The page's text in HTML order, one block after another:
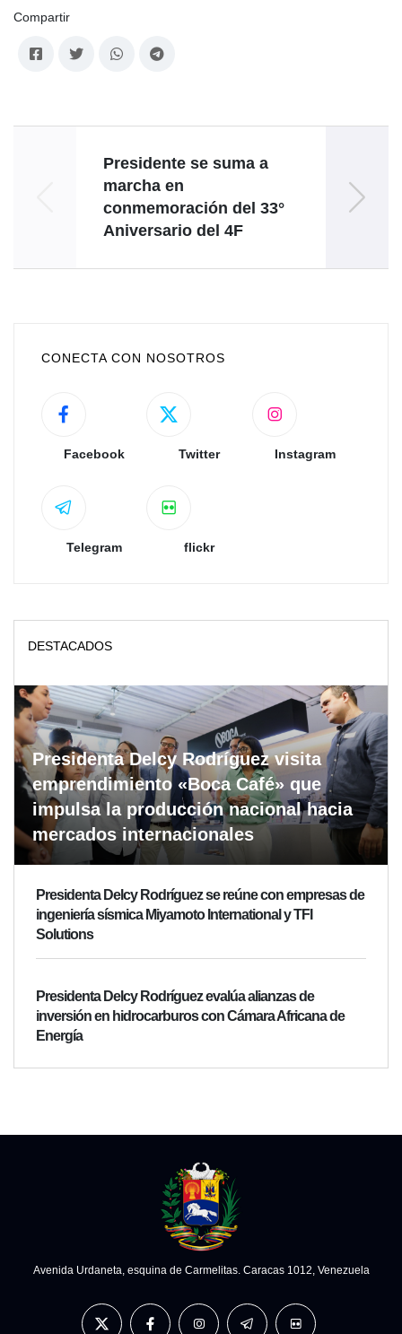
Compartir
Presidente se suma a
marcha en
conmemoración del 33°
Aniversario del 4F
CONECTA CON NOSOTROS
Facebook Twitter Instagram
Telegram flickr
DESTACADOS
Presidenta Delcy Rodríguez visita
emprendimiento «Boca Café» que
impulsa la producción nacional hacia
mercados internacionales
Presidenta Delcy Rodríguez se reúne con empresas de
ingeniería sísmica Miyamoto International y TFI
Solutions
Presidenta Delcy Rodríguez evalúa alianzas de
inversión en hidrocarburos con Cámara Africana de
Energía
Avenida Urdaneta, esquina de Carmelitas. Caracas 1012, Venezuela